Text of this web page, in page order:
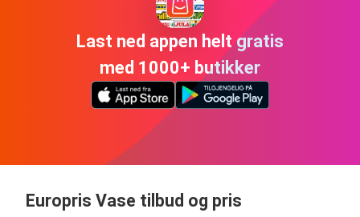
Last ned appen helt gratis
med 1000+ butikker
Europris Vase tilbud og pris